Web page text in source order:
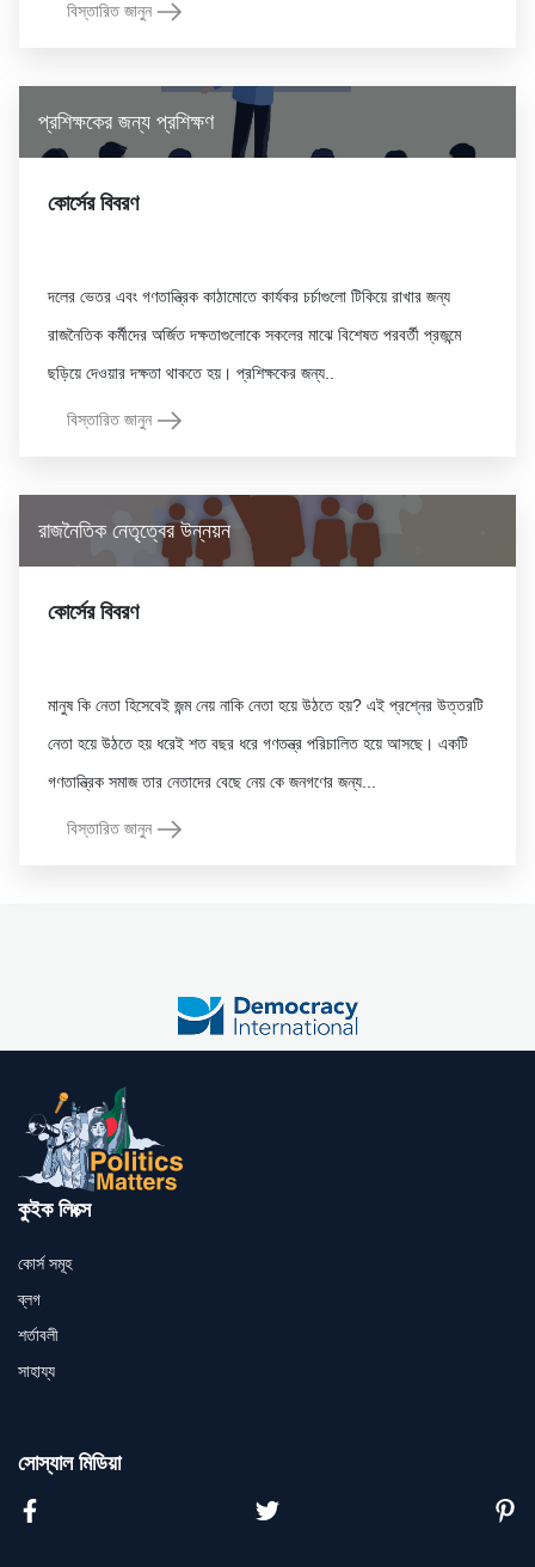
বিস্তারিত জানুন
প্রশিক্ষকের জন্য প্রশিক্ষণ
কোর্সের বিবরণ
দলের ভেতর এবং গণতান্ত্রিক কাঠামোতে কার্যকর চর্চাগুলো টিকিয়ে রাখার জন্য
রাজনৈতিক কর্মীদের অর্জিত দক্ষতাগুলোকে সকলের মাঝে বিশেষত পরবর্তী প্রজন্মে
বিস্তারিত জানুন
রাজনৈতিক নেতৃত্বের উন্নয়ন
কোর্সের বিবরণ
মানুষ কি নেতা হিসেবেই জন্ম নেয় নাকি নেতা হয়ে উঠতে হয়? এই প্রশ্নের উত্তরটি
নেতা হয়ে উঠতে হয় ধরেই শত বছর ধরে গণতন্ত্র পরিচালিত হয়ে আসছে। একটি
বিস্তারিত জানুন
কুইক লিংক্স
কোর্স সমূহ
ব্লগ
শর্তাবলী
সাহায্য
সোস্যাল মিডিয়া